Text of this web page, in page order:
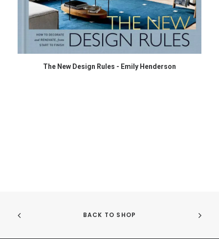
COMPRAR EN AMAZON
The New Design Rules - Emily Henderson
BACK TO SHOP